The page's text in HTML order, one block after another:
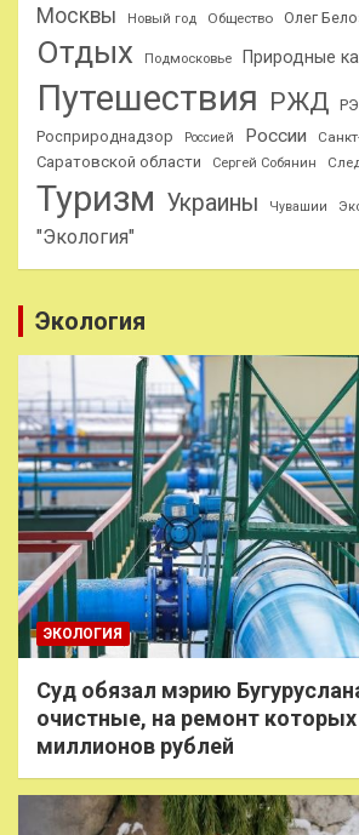
Москвы
Новый год Общество Олег
Отдых Подмосковье Природные
Путешествия РЖД
Росприроднадзор
Россией России
Саратовской области Сергей Собянин
Туризм Украины Чувашии
"Экология"
Экология
ЭКОЛОГИЯ
Суд обязал мэрию
очистные, на ремонт
миллионов рублей